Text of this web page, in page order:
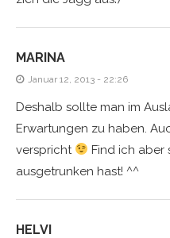
MARINA
Januar 12, 2013 - 22:26
Deshalb sollte man im
Erwartungen zu haben.
verspricht
Find ich aber
ausgetrunken hast! ^^
HELVI